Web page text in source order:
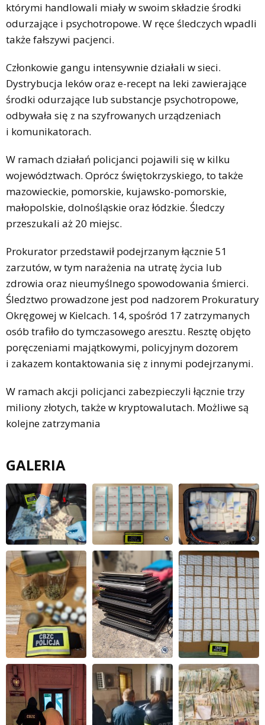
którymi handlowali miały w swoim składzie środki
odurzające i psychotropowe. W ręce śledczych wpadli
także fałszywi pacjenci.
Członkowie gangu intensywnie działali w sieci.
Dystrybucja leków oraz e-recept na leki zawierające
środki odurzające lub substancje psychotropowe,
odbywała się z na szyfrowanych urządzeniach
i komunikatorach.
W ramach działań policjanci pojawili się w kilku
województwach. Oprócz świętokrzyskiego, to także
mazowieckie, pomorskie, kujawsko-pomorskie,
małopolskie, dolnośląskie oraz łódzkie. Śledczy
przeszukali aż 20 miejsc.
Prokurator przedstawił podejrzanym łącznie 51
zarzutów, w tym narażenia na utratę życia lub
zdrowia oraz nieumyślnego spowodowania śmierci.
Śledztwo prowadzone jest pod nadzorem Prokuratury
Okręgowej w Kielcach. 14, spośród 17 zatrzymanych
osób trafiło do tymczasowego aresztu. Resztę objęto
poręczeniami majątkowymi, policyjnym dozorem
i zakazem kontaktowania się z innymi podejrzanymi.
W ramach akcji policjanci zabezpieczyli łącznie trzy
miliony złotych, także w kryptowalutach. Możliwe są
kolejne zatrzymania
GALERIA